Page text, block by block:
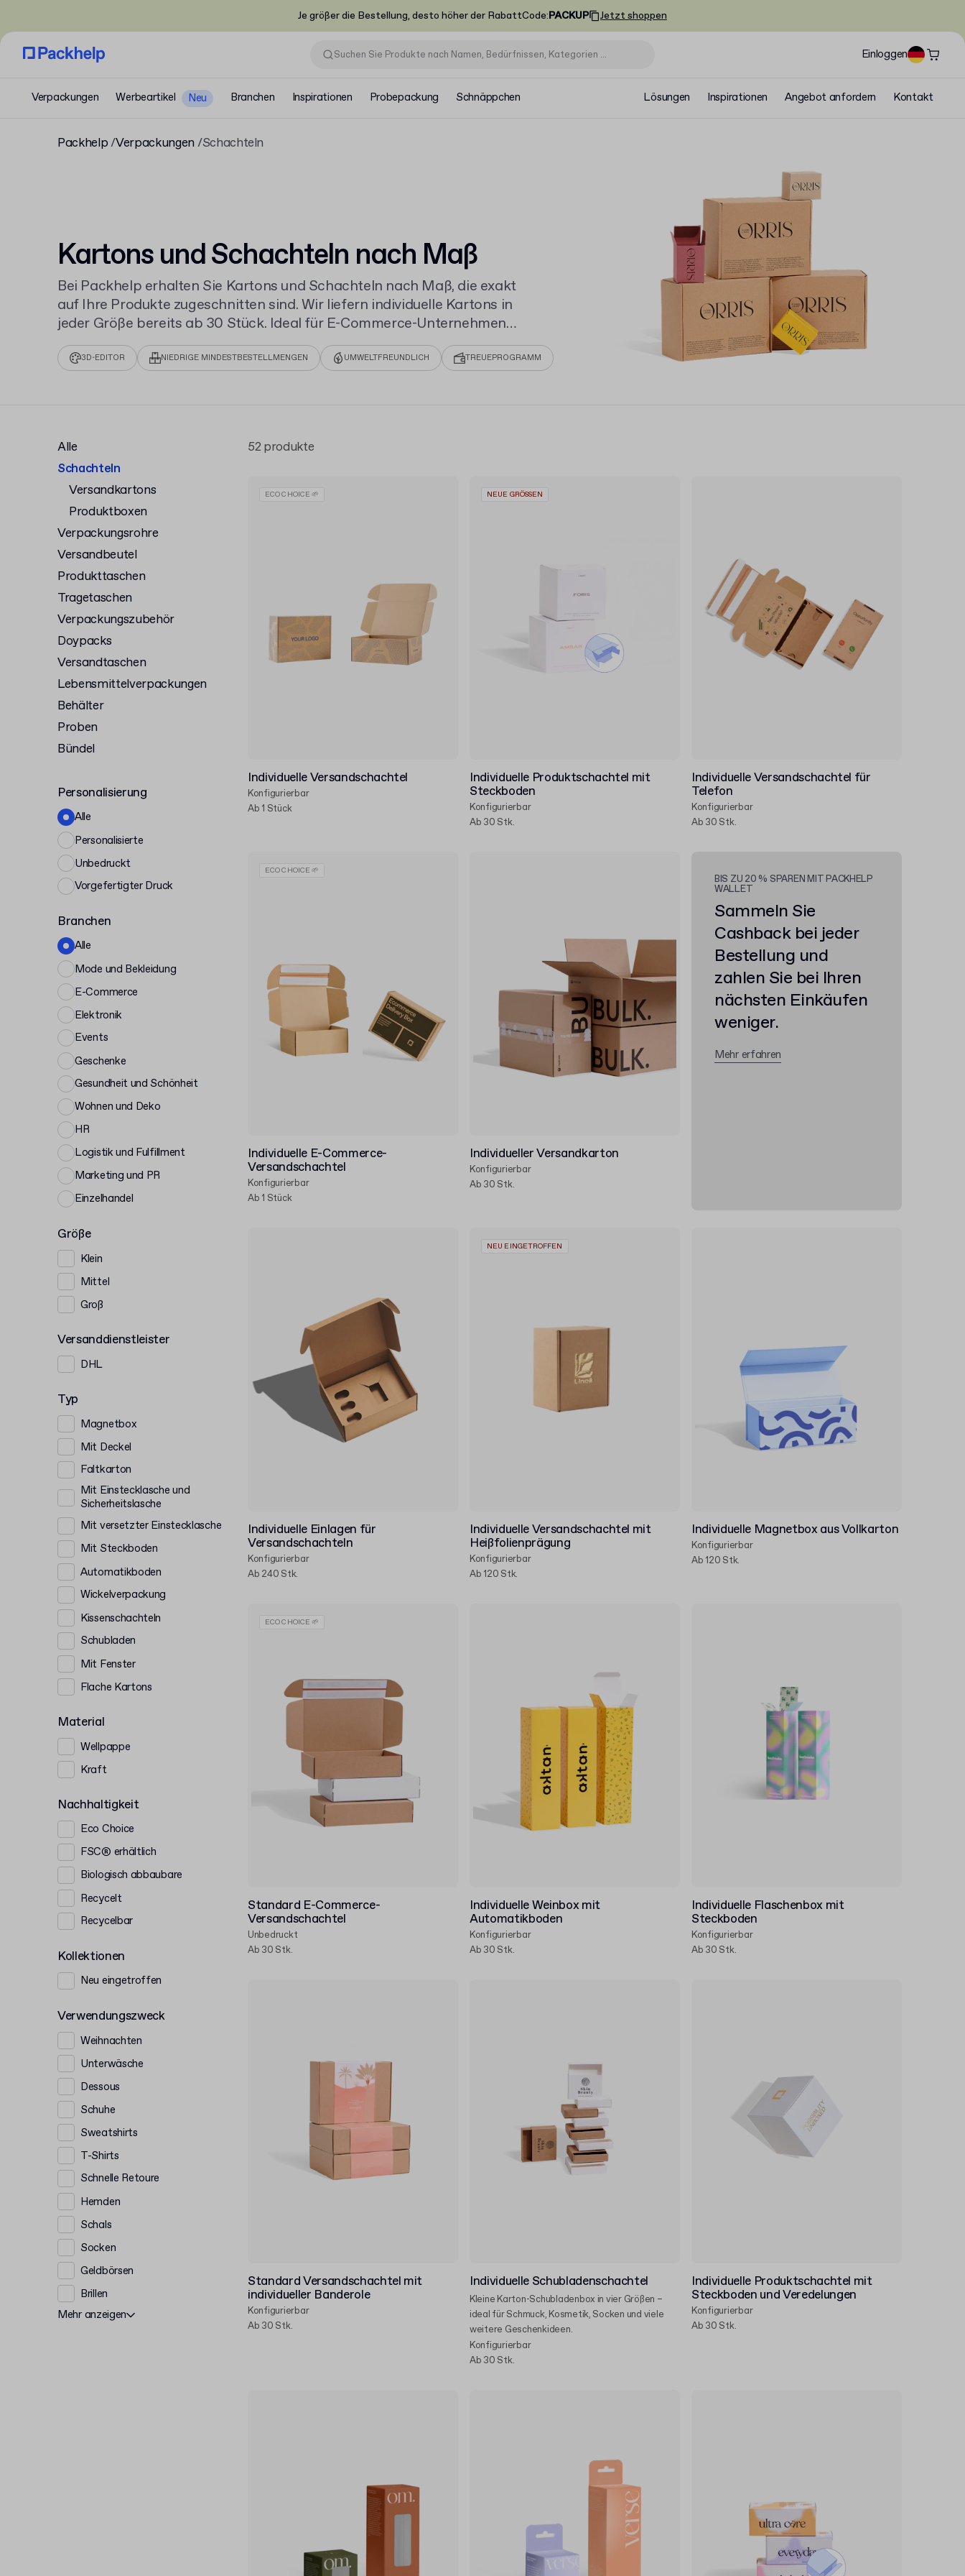
Je größer die Bestellung, desto höher der RabattCode:PACKUP Jetzt shoppen
Einloggen
Verpackungen Werbeartikel Neu Branchen Inspirationen Probepackung Schnäppchen Lösungen Inspirationen Angebot anfordern Kontakt
Packhelp Verpackungen Schachteln
Kartons und Schachteln nach Maß
Bei Packhelp erhalten Sie Kartons und Schachteln nach Maß, die exakt
auf Ihre Produkte zugeschnitten sind. Wir liefern individuelle Kartons in
jeder Größe bereits ab 30 Stück. Ideal für E-Commerce-Unternehmen,
die eine passgenaue und professionelle Verpackungslösung für
Versand und Präsentation suchen.
3D-EDITOR NIEDRIGE MINDESTBESTELLMENGEN UMWELTFREUNDLICH TREUEPROGRAMM
Alle
Schachteln
Versandkartons
Produktboxen
Verpackungsrohre
Versandbeutel
Produkttaschen
Tragetaschen
Verpackungszubehör
Doypacks
Versandtaschen
Lebensmittelverpackungen
Behälter
Proben
Bündel
Personalisierung
Alle
Personalisierte
Unbedruckt
Vorgefertigter Druck
Branchen
Alle
Mode und Bekleidung
E-Commerce
Elektronik
Events
Geschenke
Gesundheit und Schönheit
Wohnen und Deko
HR
Logistik und Fulfillment
Marketing und PR
Einzelhandel
Größe
Klein
Mittel
Groß
Versanddienstleister
DHL
Typ
Magnetbox
Mit Deckel
Faltkarton
Mit Einstecklasche und
Sicherheitslasche
Mit versetzter Einstecklasche
Mit Steckboden
Automatikboden
Wickelverpackung
Kissenschachteln
Schubladen
Mit Fenster
Flache Kartons
Material
Wellpappe
Kraft
Nachhaltigkeit
Eco Choice
FSC® erhältlich
Biologisch abbaubare
Recycelt
Recycelbar
Kollektionen
Neu eingetroffen
Verwendungszweck
Weihnachten
Unterwäsche
Dessous
Schuhe
Sweatshirts
T-Shirts
Schnelle Retoure
Hemden
Schals
Socken
Geldbörsen
Brillen
Mehr anzeigen
52 produkte
Individuelle Versandschachtel
Konfigurierbar
Ab 1 Stück
ECO CHOICE 🌱
Individuelle Produktschachtel mit
Steckboden
Konfigurierbar
Ab 30 Stk.
NEUE GRÖSSEN
Individuelle Versandschachtel für
Telefon
Konfigurierbar
Ab 30 Stk.
Individuelle E-Commerce-
Versandschachtel
Konfigurierbar
Ab 1 Stück
ECO CHOICE 🌱
Individueller Versandkarton
Konfigurierbar
Ab 30 Stk.
Individuelle Einlagen für
Versandschachteln
Konfigurierbar
Ab 240 Stk.
Individuelle Versandschachtel mit
Heißfolienprägung
Konfigurierbar
Ab 120 Stk.
NEU EINGETROFFEN
Individuelle Magnetbox aus Vollkarton
Konfigurierbar
Ab 120 Stk.
Standard E-Commerce-
Versandschachtel
Unbedruckt
Ab 30 Stk.
ECO CHOICE 🌱
Individuelle Weinbox mit
Automatikboden
Konfigurierbar
Ab 30 Stk.
Individuelle Flaschenbox mit
Steckboden
Konfigurierbar
Ab 30 Stk.
Standard Versandschachtel mit
individueller Banderole
Konfigurierbar
Ab 30 Stk.
Individuelle Schubladenschachtel
Kleine Karton-Schubladenbox in vier Größen –
ideal für Schmuck, Kosmetik, Socken und viele
weitere Geschenkideen.
Konfigurierbar
Ab 30 Stk.
Individuelle Produktschachtel mit
Steckboden und Veredelungen
Konfigurierbar
Ab 30 Stk.
BIS ZU 20 % SPAREN MIT PACKHELP
WALLET
Sammeln Sie
Cashback bei jeder
Bestellung und
zahlen Sie bei Ihren
nächsten Einkäufen
weniger.
Mehr erfahren